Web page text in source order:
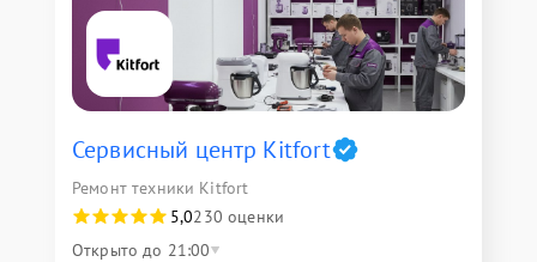
Сервисный центр Kitfort
Ремонт техники Kitfort
5,0230 оценки
Открыто до 21:00